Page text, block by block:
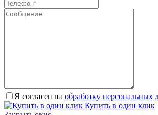
Я согласен на обработку персональных
Купить в один клик